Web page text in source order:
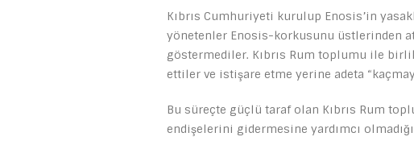
Kıbrıs Cumhuriyeti kurulup Enosis’in
yönetenler Enosis-korkusunu üstlerinden
göstermediler. Kıbrıs Rum toplumu ile
ettiler ve istişare etme yerine adeta
Bu süreçte güçlü taraf olan Kıbrıs Rum
endişelerini gidermesine yardımcı